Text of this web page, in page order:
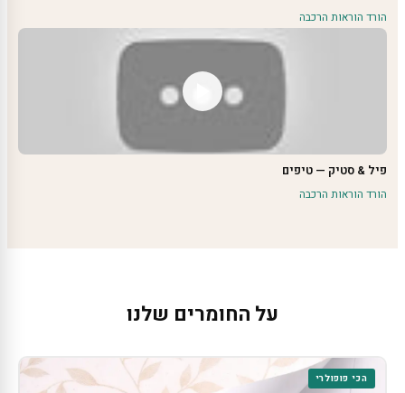
הורד הוראות הרכבה
פיל & סטיק — טיפים
הורד הוראות הרכבה
על החומרים שלנו
הכי פופולרי